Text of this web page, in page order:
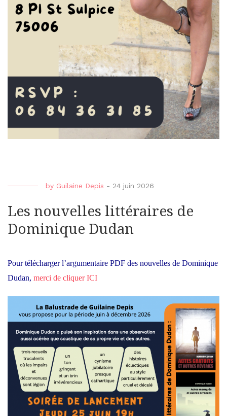
by Guilaine Depis - 24 juin 2026
Les nouvelles littéraires de
Dominique Dudan
Pour télécharger l’argumentaire PDF des nouvelles de Dominique
Dudan, merci de cliquer ICI